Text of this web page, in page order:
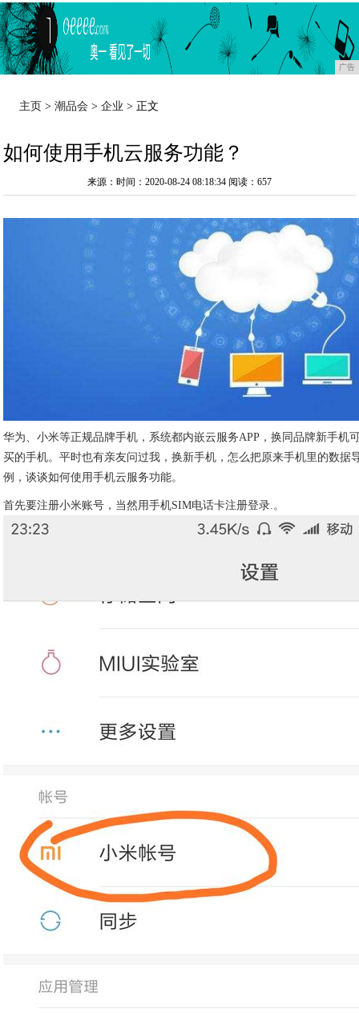
广告
主页 >潮品会 >企业 > 正文
如何使用手机云服务功能？
来源：时间：2020-08-24 08:18:34 阅读：657
华为、小米等正规品牌手机，系统都内嵌云服务APP，换同品牌新手机
买的手机。平时也有亲友问过我，换新手机，怎么把原来手机里的数据
例，谈谈如何使用手机云服务功能。
首先要注册小米账号，当然用手机SIM电话卡注册登录.。